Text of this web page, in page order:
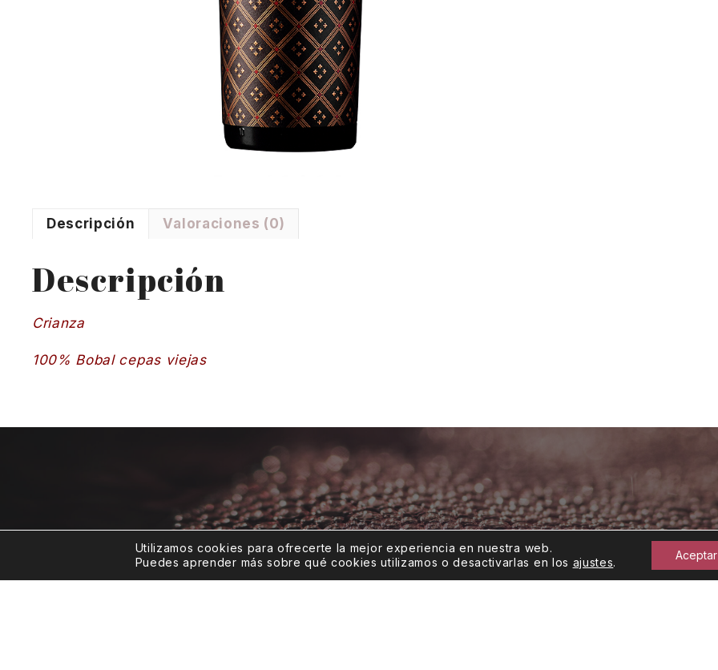
Descripción Valoraciones (0)
Descripción
Crianza
100% Bobal cepas viejas
Utilizamos cookies para ofrecerte la mejor experiencia en nuestra web.
Puedes aprender más sobre qué cookies utilizamos o desactivarlas en los ajustes.
Aceptar